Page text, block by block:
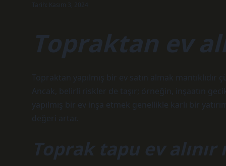
Tarih: Kasım 3, 2024
Topraktan ev
Topraktan yapılmış bir ev satın almak
Ancak, belirli riskler de taşır; örneğin, inşaatın
yapılmış bir ev inşa etmek genellikle karlı bir
değeri artar.
Toprak tapu ev alınır